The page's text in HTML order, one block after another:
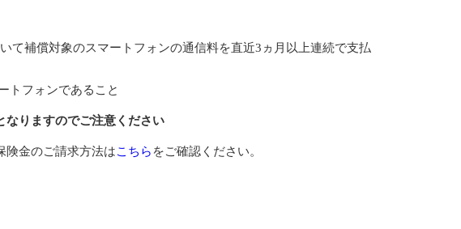
て補償対象のスマートフォンの通信料を直近3ヵ月以上連続で支払
トフォンであること
りますのでご注意ください
険金のご請求方法はこちら をご確認ください。